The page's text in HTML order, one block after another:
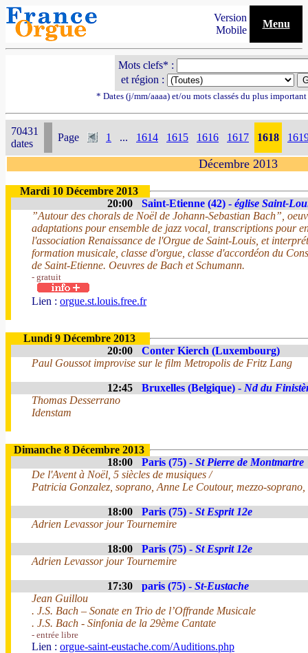
Version
Mobile
Menu
Mots clefs* :
et région :
* Dates (j/mm/aaaa) et/ou mots classés du plus
70431
dates
Page 1 ... 1614 1615 1616 1617 1618
Décembre 2013
Mardi 10 Décembre 2013
20:00
Saint-Etienne (42) - église Saint-
”Autour des chorals de Noël de Johann-Sebastian Bach”,
adaptations pour ensemble de jazz vocal, transcriptions pour
l'association Renaissance de l'Orgue de Saint-Louis, et
formation musicale, classe d'orgue, classe d'accordéon du
de Saint-Etienne. Oeuvres de Bach et Schumann.
- gratuit
Lien : orgue.st.louis.free.fr
Lundi 9 Décembre 2013
20:00
Conter Kierch (Luxembourg)
Paul Goussot improvise sur le film Metropolis de Fritz Lang
12:45 Bruxelles (Belgique) - Nd du
Thomas Desserrano
Idenstam
Dimanche 8 Décembre 2013
18:00
Paris (75) - St Pierre de Montmartre
De l'Avent à Noël, 5 siècles de musiques /
Patricia Gonzalez, soprano, Anne Le Coutour, mezzo-
18:00 Paris (75) - St Esprit 12e
Adrien Levassor jour Tournemire
18:00 Paris (75) - St Esprit 12e
Adrien Levassor jour Tournemire
17:30 paris (75) - St-Eustache
Jean Guillou
. J.S. Bach – Sonate en Trio de l’Offrande Musicale
. J.S. Bach - Sinfonia de la 29ème Cantate
- entrée libre
Lien : orgue-saint-eustache.com/Auditions.php